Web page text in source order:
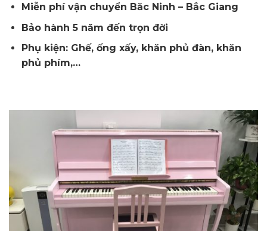
Miễn phí vận chuyển Băc Ninh – Bắc Giang
Bảo hành 5 năm đến trọn đời
Phụ kiện: Ghế, ống xấy, khăn phủ đàn, khăn
phủ phím,…